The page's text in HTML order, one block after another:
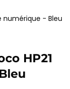
numérique - Bleu
HP21